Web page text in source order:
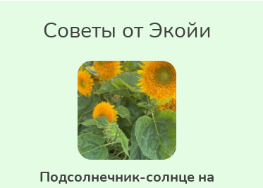
Советы от Экойи
Подсолнечник-солнце на